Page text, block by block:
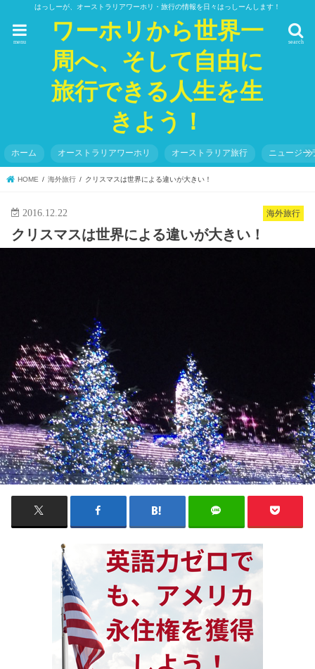
はっしーが、オーストラリアワーホリ・旅行の情報を日々はっしーんします！
ワーホリから世界一
周へ、そして自由に
旅行できる人生を生
きよう！
search
menu
ホーム オーストラリアワーホリ オーストラリア旅行 ニュージー
HOME 海外旅行 クリスマス は世界による違いが大きい！
海外旅行
2016.12.22
クリスマス は世界による違いが大きい！